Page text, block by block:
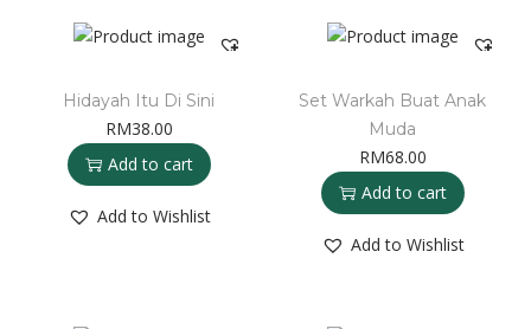
Hidayah Itu Di Sini
RM38.00
Add to cart
Add to Wishlist
Set Warkah Buat Anak
Muda
RM68.00
Add to cart
Add to Wishlist